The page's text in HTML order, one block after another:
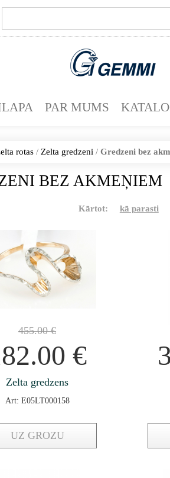
PAR MUMS
rotas/ Zelta gredzeni / Gredzeni bez
BEZ AKMEŅIEM
Kārtot: kā parasti
455.00€
€
Zelta gredzens
Art: E05LT000158
UZ GROZU